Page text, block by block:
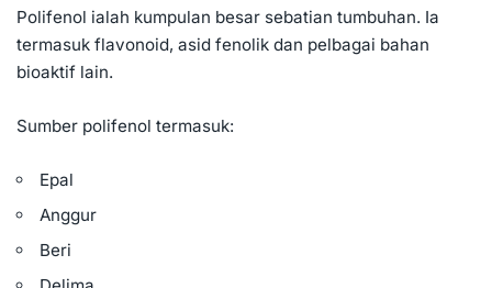
Polifenol ialah kumpulan besar sebatian tumbuhan. Ia
termasuk flavonoid, asid fenolik dan pelbagai bahan
bioaktif lain.
Sumber polifenol termasuk:
Epal
Anggur
Beri